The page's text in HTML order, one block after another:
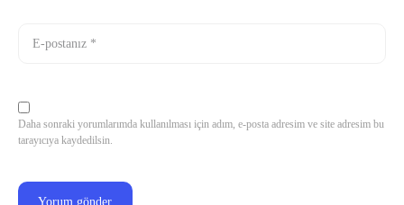
Daha sonraki yorumlarımda kullanılması için adım, e-posta adresim ve site adresim bu
tarayıcıya kaydedilsin.